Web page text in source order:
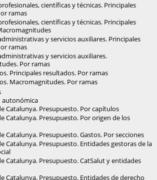
científicas y técnicas. Principales
ramas
científicas y técnicas. Principales
y servicios auxiliares. Principales
ramas
y servicios auxiliares.
Por ramas
Principales resultados. Por ramas
Macromagnitudes. Por ramas
autonómica
Catalunya. Presupuesto. Por capítulos
Catalunya. Presupuesto. Por origen de los
Catalunya. Presupuesto. Gastos. Por secciones
Catalunya. Presupuesto. Entidades gestoras de la
Catalunya. Presupuesto. CatSalut y entidades
Catalunya. Presupuesto. Entidades de derecho